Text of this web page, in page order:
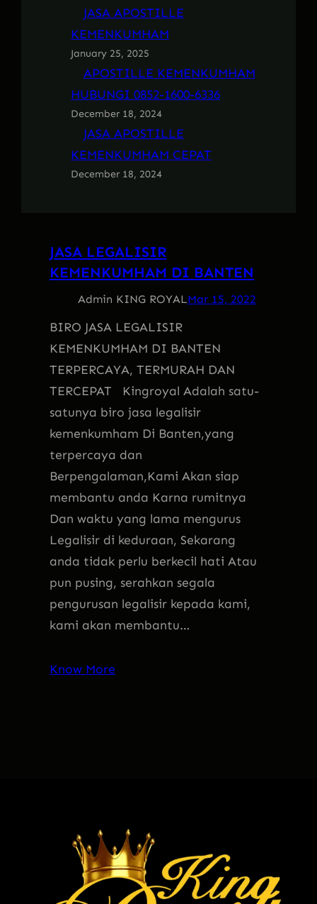
JASA APOSTILLE
KEMENKUMHAM
January 25, 2025
APOSTILLE KEMENKUMHAM
HUBUNGI 0852-1600-6336
December 18, 2024
JASA APOSTILLE
KEMENKUMHAM CEPAT
December 18, 2024
JASA LEGALISIR
KEMENKUMHAM DI BANTEN
Admin KING ROYALMar 15, 2022
BIRO JASA LEGALISIR
KEMENKUMHAM DI BANTEN
TERPERCAYA, TERMURAH DAN
TERCEPAT Kingroyal Adalah satu-
satunya biro jasa legalisir
kemenkumham Di Banten,yang
terpercaya dan
Berpengalaman,Kami Akan siap
membantu anda Karna rumitnya
Dan waktu yang lama mengurus
Legalisir di keduraan, Sekarang
anda tidak perlu berkecil hati Atau
pun pusing, serahkan segala
pengurusan legalisir kepada kami,
kami akan membantu…
Know More